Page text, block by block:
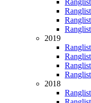
2019
2018